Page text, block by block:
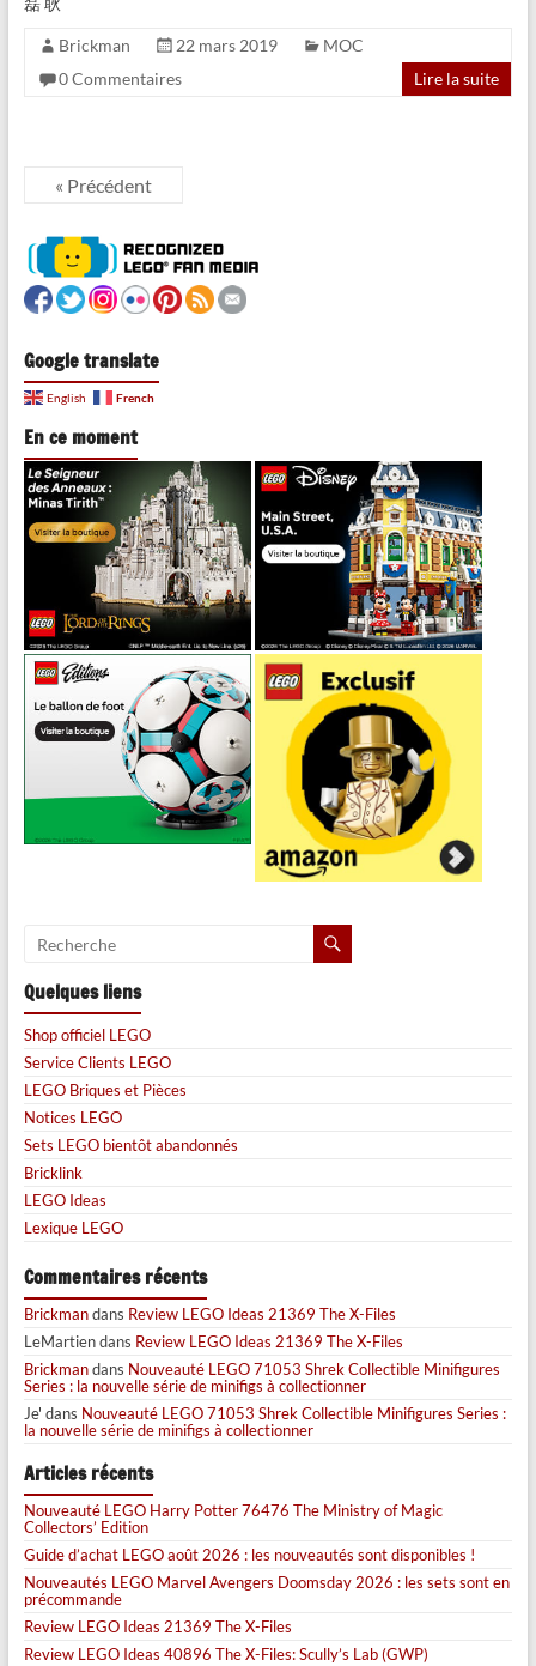
Brickman 22 mars 2019
MOC
0 Commentaires
Lire la suite
« Précédent
Google translate
English French
En ce moment
Quelques liens
Shop officiel LEGO
Service Clients LEGO
LEGO Briques et Pièces
Notices LEGO
Sets LEGO bientôt abandonnés
Bricklink
LEGO Ideas
Lexique LEGO
Commentaires récents
Brickmandans Review LEGO Ideas 21369 The X-Files
LeMartiendans Review LEGO Ideas 21369 The X-Files
Brickmandans Nouveauté LEGO 71053 Shrek Collectible Minifigures
Series : la nouvelle série de minifigs à collectionner
Je' dans Nouveauté LEGO 71053 Shrek Collectible Minifigures Series :
la nouvelle série de minifigs à collectionner
Articles récents
Nouveauté LEGO Harry Potter 76476 The Ministry of Magic
Collectors’ Edition
Guide d’achat LEGO août 2026 : les nouveautés sont disponibles !
Nouveautés LEGO Marvel Avengers Doomsday 2026 : les sets sont en
précommande
Review LEGO Ideas 21369 The X-Files
Review LEGO Ideas 40896 The X-Files: Scully’s Lab (GWP)